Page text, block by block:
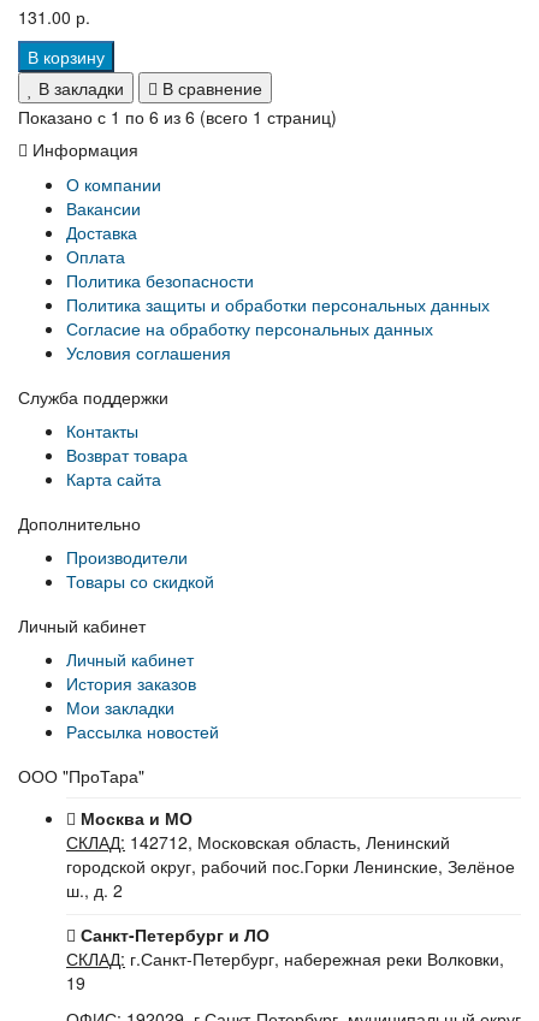
131.00 р.
В корзину
В закладки
В сравнение
Показано с 1 по 6 из 6 (всего 1 страниц)
Информация
О компании
Вакансии
Доставка
Оплата
Политика безопасности
Политика защиты и обработки персональных данных
Согласие на обработку персональных данных
Условия соглашения
Служба поддержки
Контакты
Возврат товара
Карта сайта
Дополнительно
Производители
Товары со скидкой
Личный кабинет
Личный кабинет
История заказов
Мои закладки
Рассылка новостей
ООО "ПроТара"
Москва и МО
СКЛАД: 142712, Московская область, Ленинский
городской округ, рабочий пос.Горки Ленинские, Зелёное
ш., д. 2
Санкт-Петербург и ЛО
СКЛАД: г.Санкт-Петербург, набережная реки Волковки,
19